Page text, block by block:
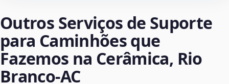
Outros Serviços de Suporte
para Caminhões que
Fazemos na Cerâmica, Rio
Branco‑AC